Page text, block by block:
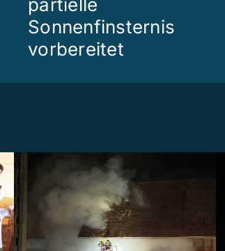
partielle
Sonnenfinsternis
vorbereitet